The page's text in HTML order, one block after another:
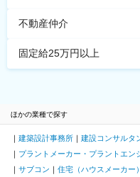
不動産仲介
固定給25万円以上
ほかの業種で探す
建築設計事務所
建設コンサルタ
プラントメーカー・プラントエン
サブコン
住宅（ハウスメーカー）